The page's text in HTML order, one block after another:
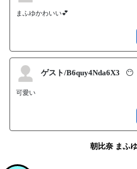
まふゆかわいい💕
ゲスト/B6quy4Nda6X3 😶
可愛い
朝比奈 まふ